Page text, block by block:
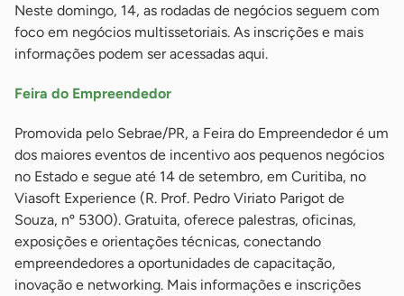
Neste domingo, 14, as rodadas de negócios seguem com
foco em negócios multissetoriais. As inscrições e mais
informações podem ser acessadas aqui.
Feira do Empreendedor
Promovida pelo Sebrae/PR, a Feira do Empreendedor é um
dos maiores eventos de incentivo aos pequenos negócios
no Estado e segue até 14 de setembro, em Curitiba, no
Viasoft Experience (R. Prof. Pedro Viriato Parigot de
Souza, nº 5300). Gratuita, oferece palestras, oficinas,
exposições e orientações técnicas, conectando
empreendedores a oportunidades de capacitação,
inovação e networking. Mais informações e inscrições